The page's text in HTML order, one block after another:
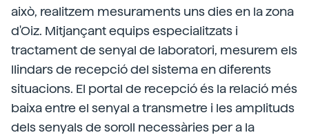
això, realitzem mesuraments uns dies en la zona
d'Oiz. Mitjançant equips especialitzats i
tractament de senyal de laboratori, mesurem els
llindars de recepció del sistema en diferents
situacions. El portal de recepció és la relació més
baixa entre el senyal a transmetre i les amplituds
dels senyals de soroll necessàries per a la